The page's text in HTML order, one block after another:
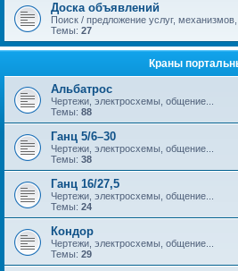
Доска объявлений
Поиск / предложение услуг,
Темы: 27
Краны
Альбатрос
Чертежи, электросхемы, общение...
Темы: 88
Ганц 5/6–30
Чертежи, электросхемы, общение...
Темы: 38
Ганц 16/27,5
Чертежи, электросхемы, общение...
Темы: 24
Кондор
Чертежи, электросхемы, общение...
Темы: 29